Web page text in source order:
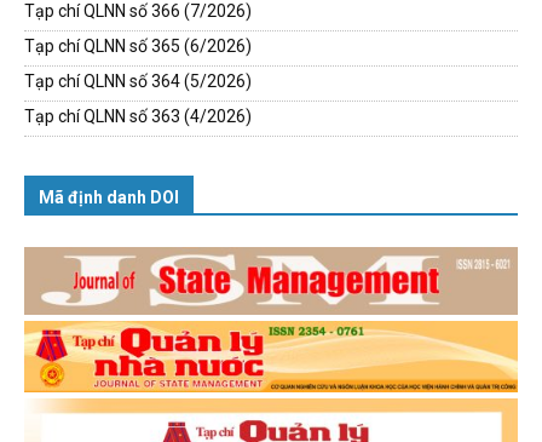
Tạp chí QLNN số 366 (7/2026)
Tạp chí QLNN số 365 (6/2026)
Tạp chí QLNN số 364 (5/2026)
Tạp chí QLNN số 363 (4/2026)
Mã định danh DOI